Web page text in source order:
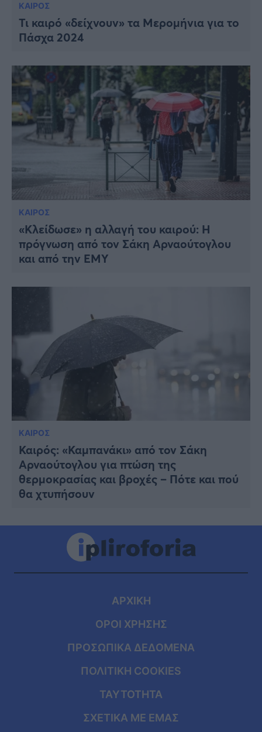
ΚΑΙΡΟΣ
Τι καιρό «δείχνουν» τα Μερομήνια για το
Πάσχα 2024
ΚΑΙΡΟΣ
«Κλείδωσε» η αλλαγή του καιρού: Η
πρόγνωση από τον Σάκη Αρναούτογλου
και από την ΕΜΥ
ΚΑΙΡΟΣ
Καιρός: «Καμπανάκι» από τον Σάκη
Αρναούτογλου για πτώση της
θερμοκρασίας και βροχές – Πότε και πού
θα χτυπήσουν
ΑΡΧΙΚΗ
ΟΡΟΙ ΧΡΗΣΗΣ
ΠΡΟΣΩΠΙΚΑ ΔΕΔΟΜΕΝΑ
ΠΟΛΙΤΙΚΗ COOKIES
ΤΑΥΤΟΤΗΤΑ
ΣΧΕΤΙΚΑ ΜΕ ΕΜΑΣ